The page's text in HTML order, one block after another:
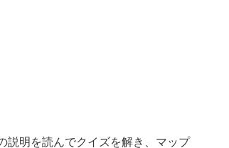
説明を読んでクイズを解き、マップ